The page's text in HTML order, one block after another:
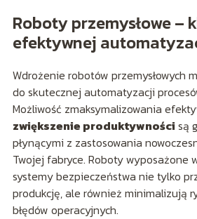
Roboty przemysłowe –
efektywnej
Wdrożenie robotów przemysłowych
do skutecznej automatyzacji
Możliwość zmaksymalizowania
zwiększenie produktywności są
płynącymi z zastosowania
Twojej fabryce. Roboty wyposażone
systemy bezpieczeństwa nie tylko
produkcję, ale również minimalizują
błędów operacyjnych.